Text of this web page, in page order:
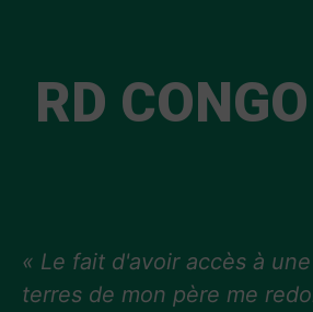
RD CONGO
« Le fait d'avoir accès à
terres de mon père me